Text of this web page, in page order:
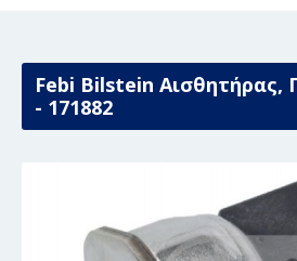
Febi Bilstein Αισθητήρας,
- 171882